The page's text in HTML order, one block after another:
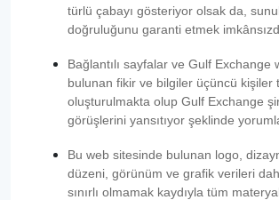
türlü çabayı gösteriyor olsak da,
doğruluğunu garanti etmek
Bağlantılı sayfalar ve Gulf Exchange
bulunan fikir ve bilgiler üçüncü kişiler
oluşturulmakta olup Gulf Exchange
görüşlerini yansıtıyor şeklinde
Bu web sitesinde bulunan logo,
düzeni, görünüm ve grafik verileri
sınırlı olmamak kaydıyla tüm